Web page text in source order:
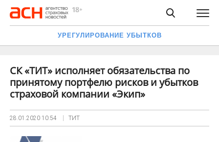
УРЕГУЛИРОВАНИЕ УБЫТКОВ
СК «ТИТ» исполняет обязательства по
принятому портфелю рисков и убытков
страховой компании «Экип»
28.01.2020 10:54 ТИТ